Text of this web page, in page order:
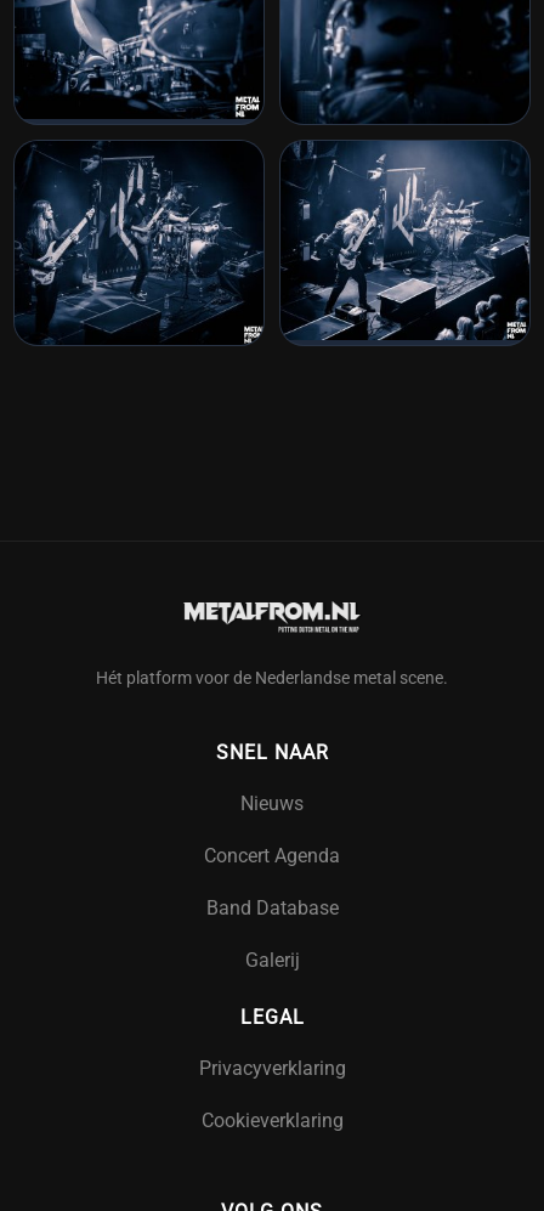
Hét platform voor de Nederlandse metal scene.
SNEL NAAR
Nieuws
Concert Agenda
Band Database
Galerij
LEGAL
Privacyverklaring
Cookieverklaring